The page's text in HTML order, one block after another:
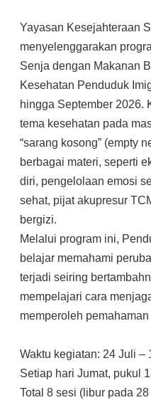
Yayasan Kesejahteraan
menyelenggarakan
Senja dengan Makanan
Kesehatan Penduduk
hingga September 2026.
tema kesehatan pada
“sarang kosong” (empty
berbagai materi, seperti
diri, pengelolaan emosi
sehat, pijat akupresur
bergizi.
Melalui program ini,
belajar memahami
terjadi seiring
mempelajari cara
memperoleh
Waktu kegiatan: 24 Juli –
Setiap hari Jumat, pukul
Total 8 sesi (libur pada